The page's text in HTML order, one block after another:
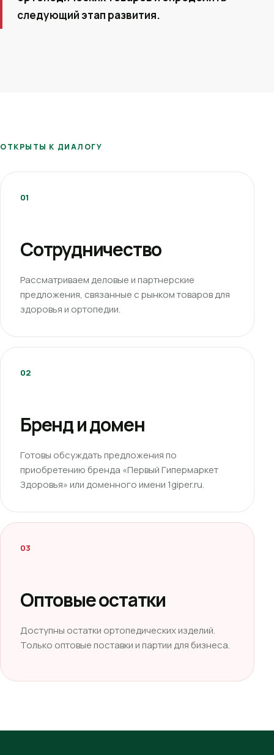
следующий этап развития.
ОТКРЫТЫ К ДИАЛОГУ
01
Сотрудничество
Рассматриваем деловые и партнерские
предложения, связанные с рынком товаров для
здоровья и ортопедии.
02
Бренд и домен
Готовы обсуждать предложения по
приобретению бренда «Первый Гипермаркет
Здоровья» или доменного имени 1giper.ru.
03
Оптовые остатки
Доступны остатки ортопедических изделий.
Только оптовые поставки и партии для бизнеса.